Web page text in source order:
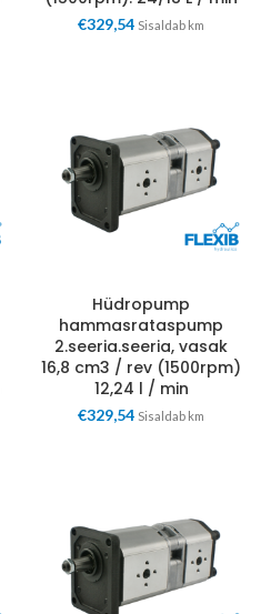
€329,54 Sisaldab km
Hüdropump
hammasrataspump
2.seeria.seeria, vasak
16,8 cm3 / rev (1500rpm)
12,24 l / min
€329,54 Sisaldab km